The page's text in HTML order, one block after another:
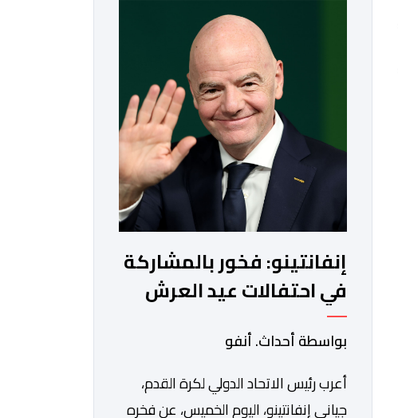
• سيدمج الحل الجديد تدريجيًا وظائف
مبتكرة، مثل اختيار المقاعد بدقة وعرضها
ثلاثي الأبعاد، والتذاكر الرقمية، وسوق
رسمية لإعادة البيع، ومتجر رسمي
للمنتجات الرقمية. • […]
إنفانتينو: فخور بالمشاركة
في احتفالات عيد العرش
المجيد
بواسطة أحداث. أنفو
أعرب رئيس الاتحاد الدولي لكرة القدم،
جياني إنفانتينو، اليوم الخميس، عن فخره